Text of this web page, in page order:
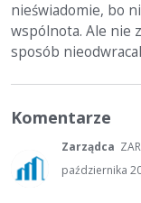
nieświadomie, bo
wspólnota. Ale nie
sposób
Komentarze
Zarządca
października